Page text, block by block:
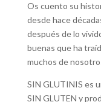
Os cuento su
desde hace
después de lo
buenas que ha
muchos de
SIN GLUTINIS es
SIN GLUTEN y